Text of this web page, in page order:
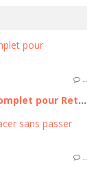
…
Remplacer la batterie iPhone 11 : Guide Complet pour Retrouver l'autonomie de votre appareil
…